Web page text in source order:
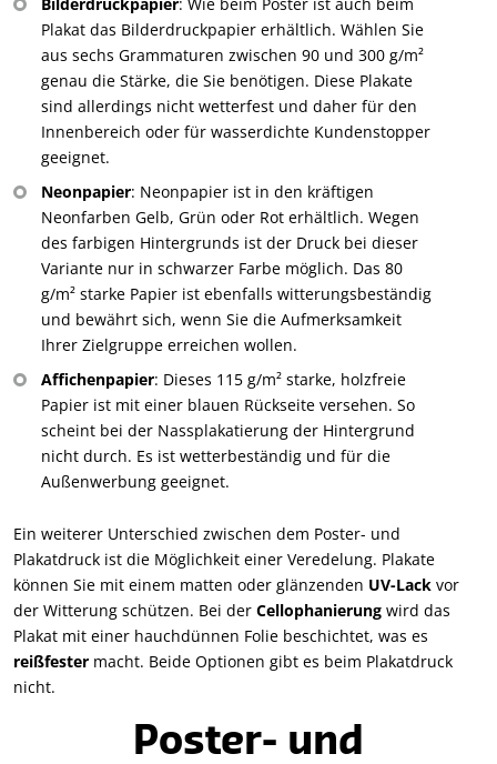
Bilderdruckpapier: Wie beim Poster ist auch beim
Plakat das Bilderdruckpapier erhältlich. Wählen Sie
aus sechs Grammaturen zwischen 90 und 300 g/m²
genau die Stärke, die Sie benötigen. Diese Plakate
sind allerdings nicht wetterfest und daher für den
Innenbereich oder für wasserdichte Kundenstopper
geeignet.
Neonpapier: Neonpapier ist in den kräftigen
Neonfarben Gelb, Grün oder Rot erhältlich. Wegen
des farbigen Hintergrunds ist der Druck bei dieser
Variante nur in schwarzer Farbe möglich. Das 80
g/m² starke Papier ist ebenfalls witterungsbeständig
und bewährt sich, wenn Sie die Aufmerksamkeit
Ihrer Zielgruppe erreichen wollen.
Affichenpapier: Dieses 115 g/m² starke, holzfreie
Papier ist mit einer blauen Rückseite versehen. So
scheint bei der Nassplakatierung der Hintergrund
nicht durch. Es ist wetterbeständig und für die
Außenwerbung geeignet.
Ein weiterer Unterschied zwischen dem Poster- und
Plakatdruck ist die Möglichkeit einer Veredelung. Plakate
können Sie mit einem matten oder glänzenden UV-Lack vor
der Witterung schützen. Bei der Cellophanierung wird das
Plakat mit einer hauchdünnen Folie beschichtet, was es
reißfester macht. Beide Optionen gibt es beim Plakatdruck
nicht.
Poster- und